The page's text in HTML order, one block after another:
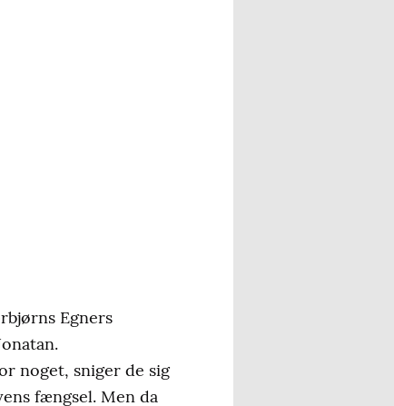
Egners
noget, sniger de sig
fængsel. Men da